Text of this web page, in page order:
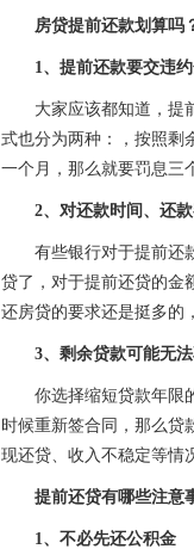
房贷提前还款划算吗
1、提前还款要交违
大家应该都知道，提
式也分为两种：，按照剩
一个月，那么就要罚息三
2、对还款时间、还
有些银行对于提前还
贷了，对于提前还贷的金
还房贷的要求还是挺多的
3、剩余贷款可能无
你选择缩短贷款年限
时候重新签合同，那么贷
现还贷、收入不稳定等情
提前还贷有哪些注意
1、不必先还公积金